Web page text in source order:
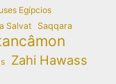
Egípcios
Salvat
Saqqara
Zahi Hawass